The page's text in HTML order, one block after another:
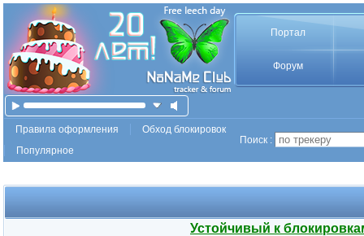
Портал
Форум
Правила оформления
Обход блокировок
Популярное
Поиск :
Устойчивый к